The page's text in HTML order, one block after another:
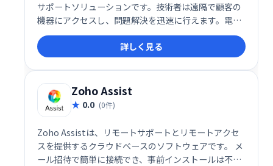
サポートソリューションです。技術者は遠隔で顧客の
機器にアクセスし、問題解決を迅速に行えます。電話
やチャットを介さず、直接サポートを提供すること
で、効率的な顧客対応を実現します。 スムーズなリモ
ートアクセスと会議機能により、迅速かつ効果的な技
術サポートを提供します。
詳しく見る
Zoho Assist
0.0 (0件)
Zoho Assistは、リモートサポートとリモートアクセ
スを提供するクラウドベースのソフトウェアです。 メ
ール招待で簡単に接続でき、事前インストールは不